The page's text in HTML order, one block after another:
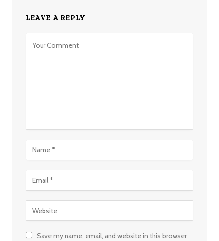
LEAVE A REPLY
Save my name, email, and website in this browser